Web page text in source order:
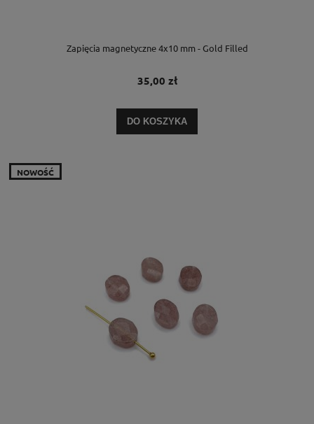
Zapięcia magnetyczne 4x10 mm - Gold Filled
35,00 zł
DO KOSZYKA
NOWOŚĆ